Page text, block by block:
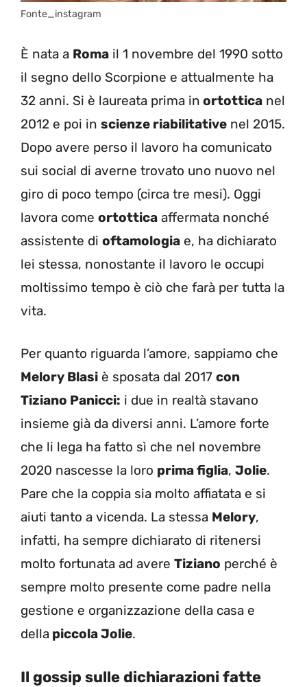
Fonte_instagram
È nata a Roma il 1 novembre del 1990 sotto
il segno dello Scorpione e attualmente ha
32 anni. Si è laureata prima in ortottica nel
2012 e poi in scienze riabilitative nel 2015.
Dopo avere perso il lavoro ha comunicato
sui social di averne trovato uno nuovo nel
giro di poco tempo (circa tre mesi). Oggi
lavora come ortottica affermata nonché
assistente di oftamologia e, ha dichiarato
lei stessa, nonostante il lavoro le occupi
moltissimo tempo è ciò che farà per tutta la
vita.
Per quanto riguarda l’amore, sappiamo che
Melory Blasi è sposata dal 2017 con
Tiziano Panicci: i due in realtà stavano
insieme già da diversi anni. L’amore forte
che li lega ha fatto sì che nel novembre
2020 nascesse la loro prima figlia, Jolie.
Pare che la coppia sia molto affiatata e si
aiuti tanto a vicenda. La stessa Melory,
infatti, ha sempre dichiarato di ritenersi
molto fortunata ad avere Tiziano perché è
sempre molto presente come padre nella
gestione e organizzazione della casa e
della piccola Jolie.
Il gossip sulle dichiarazioni fatte